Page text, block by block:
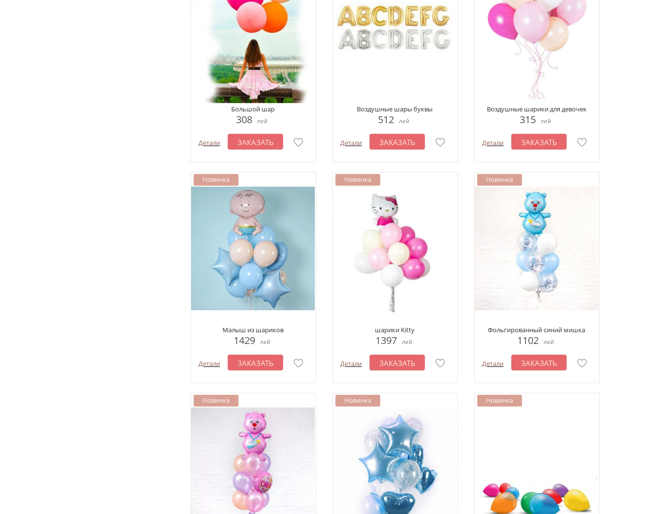
Большой шар
308 лей
Детали ЗАКАЗАТЬ
Воздушные шары буквы
512 лей
Детали ЗАКАЗАТЬ
Воздушные шарики для девочек
315 лей
Детали ЗАКАЗАТЬ
Малыш из шариков
1429 лей
Детали ЗАКАЗАТЬ
шарики Kitty
1397 лей
Детали ЗАКАЗАТЬ
Фольгированный синий мишка
1102 лей
Детали ЗАКАЗАТЬ